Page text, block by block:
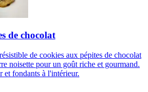
de chocolat
de cookies aux pépites de chocolat
noisette pour un goût riche et gourmand.
et fondants à l'intérieur.